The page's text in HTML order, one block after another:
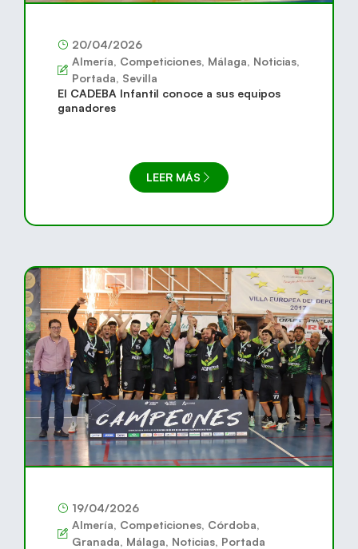
20/04/2026
Almería, Competiciones, Málaga, Noticias,
Portada, Sevilla
El CADEBA Infantil conoce a sus equipos
ganadores
LEER MÁS
19/04/2026
Almería, Competiciones, Córdoba,
Granada, Málaga, Noticias, Portada